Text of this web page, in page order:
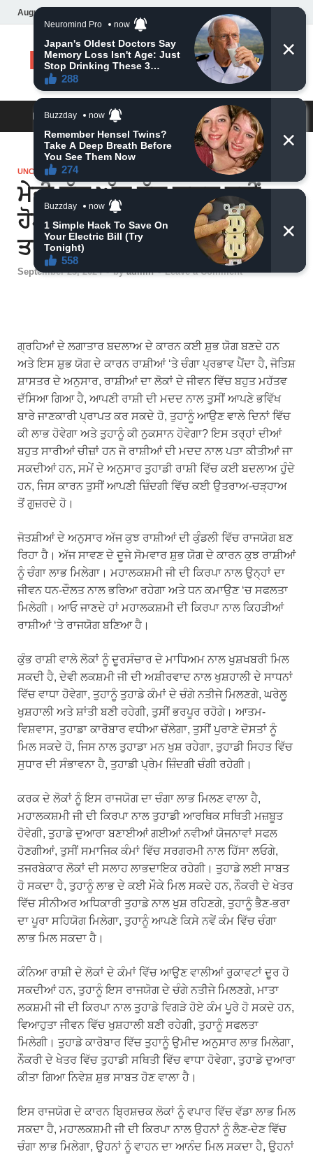
August 10, 2026
Daily News
MAIN MENU
UNCATEGORIZED
ਮੇਰੀ ਗੱਲ ਅੱਜ ਤੱਕ ਗ਼ਲਤ ਨਹੀਂ
ਹੋਈ ਸੱਚ ਸੁਣਕੇ ਅੱਥਰੂ ਨਾ ਨਿਕਲੇ
ਤਾ ਕਹਿਣਾ
September 23, 2024-byadmin-Leave a Comment
ਗ੍ਰਹਿਆਂ ਦੇ ਲਗਾਤਾਰ ਬਦਲਾਅ ਦੇ ਕਾਰਨ ਕਈ ਸ਼ੁਭ ਯੋਗ ਬਣਦੇ ਹਨ
ਅਤੇ ਇਸ ਸ਼ੁਭ ਯੋਗ ਦੇ ਕਾਰਨ ਰਾਸ਼ੀਆਂ ‘ਤੇ ਚੰਗਾ ਪ੍ਰਭਾਵ ਪੈਂਦਾ ਹੈ, ਜੋਤਿਸ਼
ਸ਼ਾਸਤਰ ਦੇ ਅਨੁਸਾਰ, ਰਾਸ਼ੀਆਂ ਦਾ ਲੋਕਾਂ ਦੇ ਜੀਵਨ ਵਿੱਚ ਬਹੁਤ ਮਹੱਤਵ
ਦੱਸਿਆ ਗਿਆ ਹੈ, ਆਪਣੀ ਰਾਸ਼ੀ ਦੀ ਮਦਦ ਨਾਲ ਤੁਸੀਂ ਆਪਣੇ ਭਵਿੱਖ
ਬਾਰੇ ਜਾਣਕਾਰੀ ਪ੍ਰਾਪਤ ਕਰ ਸਕਦੇ ਹੋ, ਤੁਹਾਨੂੰ ਆਉਣ ਵਾਲੇ ਦਿਨਾਂ ਵਿੱਚ
ਕੀ ਲਾਭ ਹੋਵੇਗਾ ਅਤੇ ਤੁਹਾਨੂੰ ਕੀ ਨੁਕਸਾਨ ਹੋਵੇਗਾ? ਇਸ ਤਰ੍ਹਾਂ ਦੀਆਂ
ਬਹੁਤ ਸਾਰੀਆਂ ਚੀਜ਼ਾਂ ਹਨ ਜੋ ਰਾਸ਼ੀਆਂ ਦੀ ਮਦਦ ਨਾਲ ਪਤਾ ਕੀਤੀਆਂ ਜਾ
ਸਕਦੀਆਂ ਹਨ, ਸਮੇਂ ਦੇ ਅਨੁਸਾਰ ਤੁਹਾਡੀ ਰਾਸ਼ੀ ਵਿੱਚ ਕਈ ਬਦਲਾਅ ਹੁੰਦੇ
ਹਨ, ਜਿਸ ਕਾਰਨ ਤੁਸੀਂ ਆਪਣੀ ਜ਼ਿੰਦਗੀ ਵਿੱਚ ਕਈ ਉਤਰਾਅ-ਚੜ੍ਹਾਅ
ਤੋਂ ਗੁਜ਼ਰਦੇ ਹੋ।
ਜੋਤਸ਼ੀਆਂ ਦੇ ਅਨੁਸਾਰ ਅੱਜ ਕੁਝ ਰਾਸ਼ੀਆਂ ਦੀ ਕੁੰਡਲੀ ਵਿੱਚ ਰਾਜਯੋਗ ਬਣ
ਰਿਹਾ ਹੈ। ਅੱਜ ਸਾਵਣ ਦੇ ਦੂਜੇ ਸੋਮਵਾਰ ਸ਼ੁਭ ਯੋਗ ਦੇ ਕਾਰਨ ਕੁਝ ਰਾਸ਼ੀਆਂ
ਨੂੰ ਚੰਗਾ ਲਾਭ ਮਿਲੇਗਾ। ਮਹਾਲਕਸ਼ਮੀ ਜੀ ਦੀ ਕਿਰਪਾ ਨਾਲ ਉਨ੍ਹਾਂ ਦਾ
ਜੀਵਨ ਧਨ-ਦੌਲਤ ਨਾਲ ਭਰਿਆ ਰਹੇਗਾ ਅਤੇ ਧਨ ਕਮਾਉਣ ‘ਚ ਸਫਲਤਾ
ਮਿਲੇਗੀ। ਆਓ ਜਾਣਦੇ ਹਾਂ ਮਹਾਲਕਸ਼ਮੀ ਦੀ ਕਿਰਪਾ ਨਾਲ ਕਿਹੜੀਆਂ
ਰਾਸ਼ੀਆਂ ‘ਤੇ ਰਾਜਯੋਗ ਬਣਿਆ ਹੈ।
ਕੁੰਭ ਰਾਸ਼ੀ ਵਾਲੇ ਲੋਕਾਂ ਨੂੰ ਦੂਰਸੰਚਾਰ ਦੇ ਮਾਧਿਅਮ ਨਾਲ ਖੁਸ਼ਖਬਰੀ ਮਿਲ
ਸਕਦੀ ਹੈ, ਦੇਵੀ ਲਕਸ਼ਮੀ ਜੀ ਦੀ ਅਸ਼ੀਰਵਾਦ ਨਾਲ ਖੁਸ਼ਹਾਲੀ ਦੇ ਸਾਧਨਾਂ
ਵਿੱਚ ਵਾਧਾ ਹੋਵੇਗਾ, ਤੁਹਾਨੂੰ ਤੁਹਾਡੇ ਕੰਮਾਂ ਦੇ ਚੰਗੇ ਨਤੀਜੇ ਮਿਲਣਗੇ, ਘਰੇਲੂ
ਖੁਸ਼ਹਾਲੀ ਅਤੇ ਸ਼ਾਂਤੀ ਬਣੀ ਰਹੇਗੀ, ਤੁਸੀਂ ਭਰਪੂਰ ਰਹੋਗੇ। ਆਤਮ-
ਵਿਸ਼ਵਾਸ, ਤੁਹਾਡਾ ਕਾਰੋਬਾਰ ਵਧੀਆ ਚੱਲੇਗਾ, ਤੁਸੀਂ ਪੁਰਾਣੇ ਦੋਸਤਾਂ ਨੂੰ
ਮਿਲ ਸਕਦੇ ਹੋ, ਜਿਸ ਨਾਲ ਤੁਹਾਡਾ ਮਨ ਖੁਸ਼ ਰਹੇਗਾ, ਤੁਹਾਡੀ ਸਿਹਤ ਵਿੱਚ
ਸੁਧਾਰ ਦੀ ਸੰਭਾਵਨਾ ਹੈ, ਤੁਹਾਡੀ ਪ੍ਰੇਮ ਜ਼ਿੰਦਗੀ ਚੰਗੀ ਰਹੇਗੀ।
ਕਰਕ ਦੇ ਲੋਕਾਂ ਨੂੰ ਇਸ ਰਾਜਯੋਗ ਦਾ ਚੰਗਾ ਲਾਭ ਮਿਲਣ ਵਾਲਾ ਹੈ,
ਮਹਾਲਕਸ਼ਮੀ ਜੀ ਦੀ ਕਿਰਪਾ ਨਾਲ ਤੁਹਾਡੀ ਆਰਥਿਕ ਸਥਿਤੀ ਮਜ਼ਬੂਤ ​​
ਹੋਵੇਗੀ, ਤੁਹਾਡੇ ਦੁਆਰਾ ਬਣਾਈਆਂ ਗਈਆਂ ਨਵੀਆਂ ਯੋਜਨਾਵਾਂ ਸਫਲ
ਹੋਣਗੀਆਂ, ਤੁਸੀਂ ਸਮਾਜਿਕ ਕੰਮਾਂ ਵਿੱਚ ਸਰਗਰਮੀ ਨਾਲ ਹਿੱਸਾ ਲਓਗੇ,
ਤਜਰਬੇਕਾਰ ਲੋਕਾਂ ਦੀ ਸਲਾਹ ਲਾਭਦਾਇਕ ਰਹੇਗੀ। ਤੁਹਾਡੇ ਲਈ ਸਾਬਤ
ਹੋ ਸਕਦਾ ਹੈ, ਤੁਹਾਨੂੰ ਲਾਭ ਦੇ ਕਈ ਮੌਕੇ ਮਿਲ ਸਕਦੇ ਹਨ, ਨੌਕਰੀ ਦੇ ਖੇਤਰ
ਵਿੱਚ ਸੀਨੀਅਰ ਅਧਿਕਾਰੀ ਤੁਹਾਡੇ ਨਾਲ ਖੁਸ਼ ਰਹਿਣਗੇ, ਤੁਹਾਨੂੰ ਭੈਣ-ਭਰਾ
ਦਾ ਪੂਰਾ ਸਹਿਯੋਗ ਮਿਲੇਗਾ, ਤੁਹਾਨੂੰ ਆਪਣੇ ਕਿਸੇ ਨਵੇਂ ਕੰਮ ਵਿੱਚ ਚੰਗਾ
ਲਾਭ ਮਿਲ ਸਕਦਾ ਹੈ।
ਕੰਨਿਆ ਰਾਸ਼ੀ ਦੇ ਲੋਕਾਂ ਦੇ ਕੰਮਾਂ ਵਿੱਚ ਆਉਣ ਵਾਲੀਆਂ ਰੁਕਾਵਟਾਂ ਦੂਰ ਹੋ
ਸਕਦੀਆਂ ਹਨ, ਤੁਹਾਨੂੰ ਇਸ ਰਾਜਯੋਗ ਦੇ ਚੰਗੇ ਨਤੀਜੇ ਮਿਲਣਗੇ, ਮਾਤਾ
ਲਕਸ਼ਮੀ ਜੀ ਦੀ ਕਿਰਪਾ ਨਾਲ ਤੁਹਾਡੇ ਵਿਗੜੇ ਹੋਏ ਕੰਮ ਪੂਰੇ ਹੋ ਸਕਦੇ ਹਨ,
ਵਿਆਹੁਤਾ ਜੀਵਨ ਵਿੱਚ ਖੁਸ਼ਹਾਲੀ ਬਣੀ ਰਹੇਗੀ, ਤੁਹਾਨੂੰ ਸਫਲਤਾ
ਮਿਲੇਗੀ। ਤੁਹਾਡੇ ਕਾਰੋਬਾਰ ਵਿੱਚ ਤੁਹਾਨੂੰ ਉਮੀਦ ਅਨੁਸਾਰ ਲਾਭ ਮਿਲੇਗਾ,
ਨੌਕਰੀ ਦੇ ਖੇਤਰ ਵਿੱਚ ਤੁਹਾਡੀ ਸਥਿਤੀ ਵਿੱਚ ਵਾਧਾ ਹੋਵੇਗਾ, ਤੁਹਾਡੇ ਦੁਆਰਾ
ਕੀਤਾ ਗਿਆ ਨਿਵੇਸ਼ ਸ਼ੁਭ ਸਾਬਤ ਹੋਣ ਵਾਲਾ ਹੈ।
ਇਸ ਰਾਜਯੋਗ ਦੇ ਕਾਰਨ ਬ੍ਰਿਸ਼ਚਕ ਲੋਕਾਂ ਨੂੰ ਵਪਾਰ ਵਿੱਚ ਵੱਡਾ ਲਾਭ ਮਿਲ
ਸਕਦਾ ਹੈ, ਮਹਾਲਕਸ਼ਮੀ ਜੀ ਦੀ ਕਿਰਪਾ ਨਾਲ ਉਹਨਾਂ ਨੂੰ ਲੈਣ-ਦੇਣ ਵਿੱਚ
ਚੰਗਾ ਲਾਭ ਮਿਲੇਗਾ, ਉਹਨਾਂ ਨੂੰ ਵਾਹਨ ਦਾ ਆਨੰਦ ਮਿਲ ਸਕਦਾ ਹੈ, ਉਹਨਾਂ